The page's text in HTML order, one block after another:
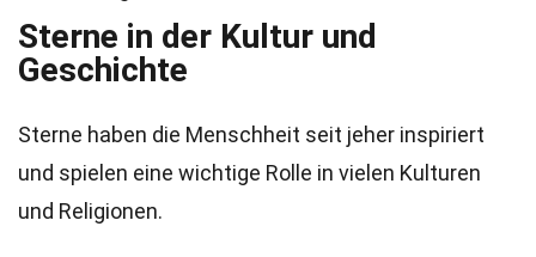
Sterne in der Kultur und
Geschichte
Sterne haben die Menschheit seit jeher inspiriert
und spielen eine wichtige Rolle in vielen Kulturen
und Religionen.